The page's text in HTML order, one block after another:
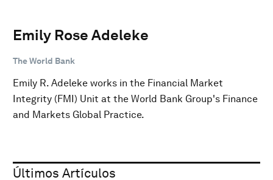
Emily Rose Adeleke
The World Bank
Emily R. Adeleke works in the Financial Market
Integrity (FMI) Unit at the World Bank Group's Finance
and Markets Global Practice.
Últimos Artículos